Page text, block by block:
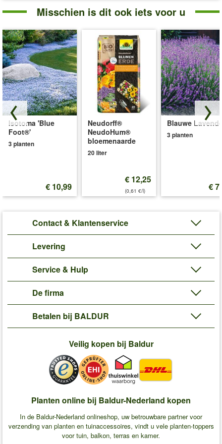
Misschien is dit ook iets voor u
Isotoma 'Blue
Foot®'
3 planten
€ 10,99
Neudorff®
NeudoHum®
bloemenaarde
20 liter
€ 12,25
(0,61 €/l)
Blauwe
3 planten
€
Contact & Klantenservice
Levering
Service & Hulp
De firma
Betalen bij BALDUR
Veilig kopen bij Baldur
Planten online bij Baldur-Nederland kopen
In de Baldur-Nederland onlineshop, uw betrouwbare partner voor
verzending van planten en tuinaccessoires, vindt u vele planten-toppers
voor tuin, balkon, terras en kamer.